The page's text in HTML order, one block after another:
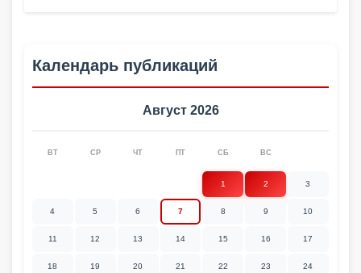
Календарь публикаций
Август 2026
ВТ СР ЧТ ПТ СБ ВС
1 2 3
4 5 6 7 8 9 10
11 12 13 14 15 16 17
18 19 20 21 22 23 24